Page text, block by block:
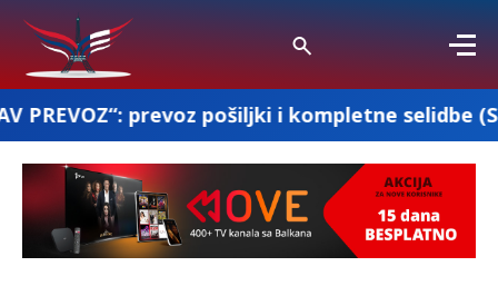
prevoz pošiljki i kompletne selidbe (Srbija-